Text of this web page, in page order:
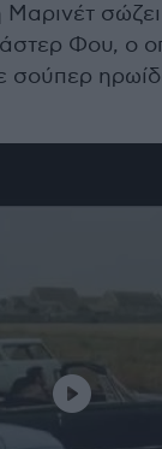
Φου, ο
σούπερ